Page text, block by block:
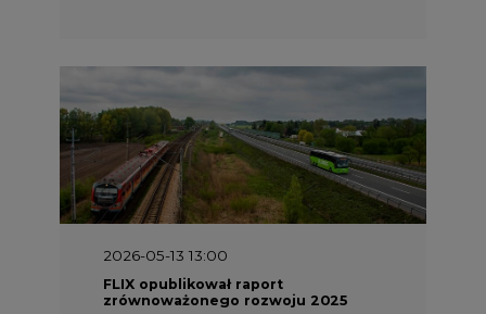
2026-05-13 13:00
FLIX opublikował raport
zrównoważonego rozwoju 2025